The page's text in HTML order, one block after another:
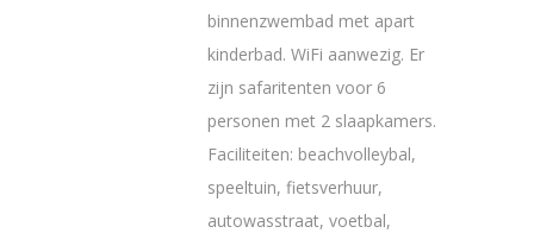
binnenzwembad met apart
kinderbad. WiFi aanwezig. Er
zijn safaritenten voor 6
personen met 2 slaapkamers.
Faciliteiten: beachvolleybal,
speeltuin, fietsverhuur,
autowasstraat, voetbal,